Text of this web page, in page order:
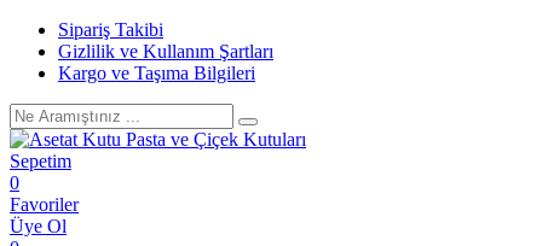
Sipariş Takibi
Gizlilik ve Kullanım Şartları
Kargo ve Taşıma Bilgileri
Sepetim
0
Favoriler
Üye Ol